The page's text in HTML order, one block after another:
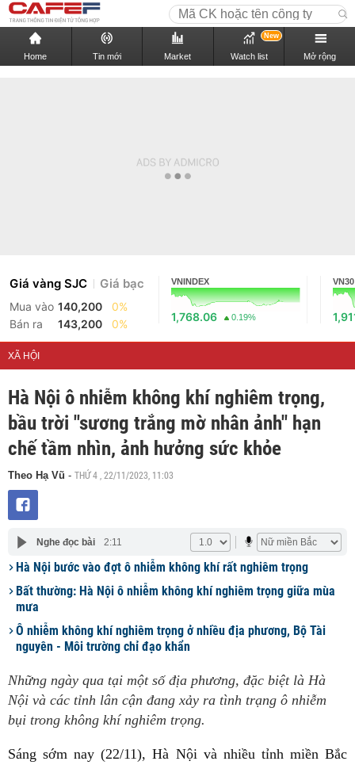
Home Tin mới Market Watch list
New
Mở rộng
Giá vàng SJC Giá bạc
Mua vào 140,200
0%
Bán ra
143,200 0%
VNINDEX
1,768.06 0.19%
VN30
XÃ HỘI
Hà Nội ô nhiễm không khí nghiêm trọng,
bầu trời "sương trắng mờ nhân ảnh" hạn
chế tầm nhìn, ảnh hưởng sức khỏe
Theo Hạ Vũ - THỨ 4 , 22/11/2023, 11:03
Nghe đọc bài 2:11
Hà Nội bước vào đợt ô nhiễm không khí rất nghiêm trọng
Bất thường: Hà Nội ô nhiễm không khí nghiêm trọng giữa mùa
mưa
Ô nhiễm không khí nghiêm trọng ở nhiều địa phương, Bộ Tài
nguyên - Môi trường chỉ đạo khẩn
Những ngày qua tại một số địa phương, đặc biệt là Hà
Nội và các tỉnh lân cận đang xảy ra tình trạng ô nhiễm
bụi trong không khí nghiêm trọng.
Sáng sớm nay (22/11), Hà Nội và nhiều tỉnh miền Bắc